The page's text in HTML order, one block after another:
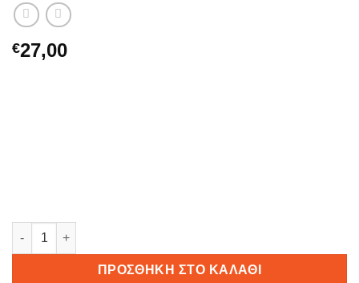
€27,00
TOXIC MAN WHITE ποσότητα
ΠΡΟΣΘΉΚΗ ΣΤΟ ΚΑΛΆΘΙ